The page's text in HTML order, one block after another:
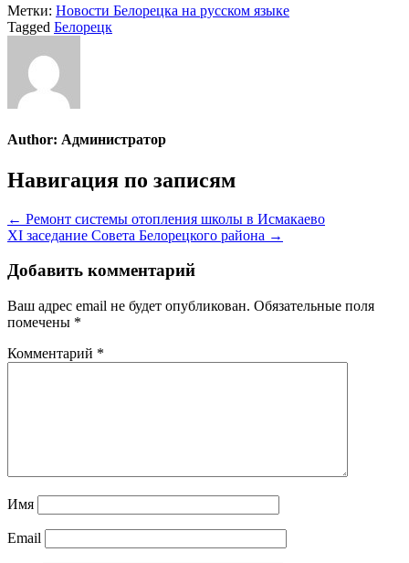
Метки: Новости Белорецка на русском языке
Tagged Белорецк
Author: Администратор
Навигация по записям
← Ремонт системы отопления школы в Исмакаево
XI заседание Совета Белорецкого района →
Добавить комментарий
Ваш адрес email не будет опубликован. Обязательные поля
помечены *
Комментарий *
Имя
Email